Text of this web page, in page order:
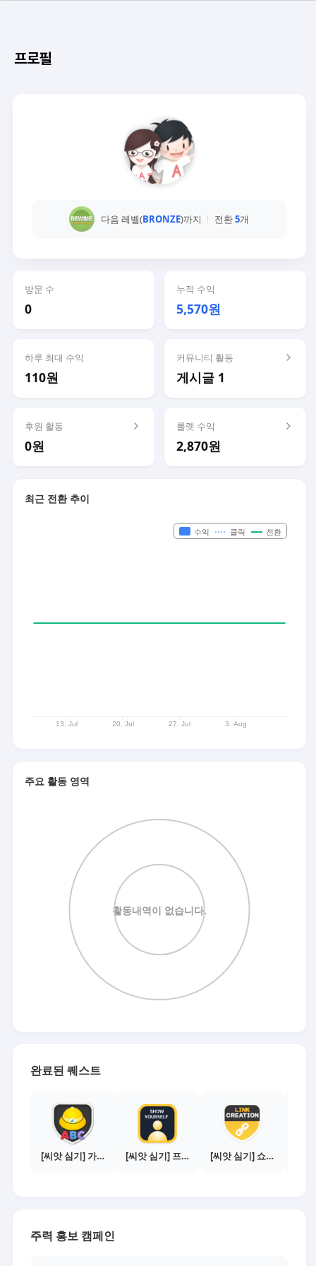
프로필
다음 레벨(BRONZE)까지 전환5개
방문 수
0
누적 수익
5,570원
하루 최대 수익
110원
커뮤니티 활동
게시글 1
후원 활동
0원
룰렛 수익
2,870원
최근 전환 추이
주요 활동 영역
완료된 퀘스트
[씨앗 심기] 가이드보기 - 매체별 활동 가이드 [씨앗 심기] 프로필 사진 등록하기 [씨앗 심기] 쇼핑몰 링크 발급하기 - 제휴몰 10곳
주력 홍보 캠페인